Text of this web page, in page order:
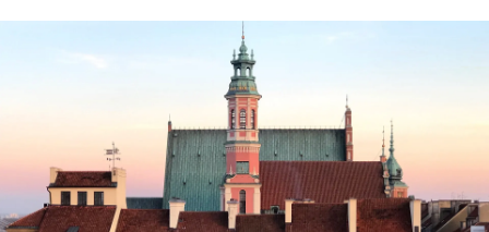
PEO
外包复杂雇佣任务
初创企业
为成长型企业量身打造的全球敏捷型人力资源与薪资解决方案
计算任何国家的员工总成本
合同工薪酬结算计算器
探索全球合同工的结算货币选项与结算速度
通过 REMOTE 学习
中文（简体）
Français
登录